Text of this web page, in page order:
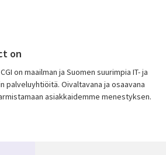
on
on maailman ja Suomen suurimpia IT- ja
palveluyhtiöitä. Oivaltavana ja osaavana
asiakkaidemme menestyksen.